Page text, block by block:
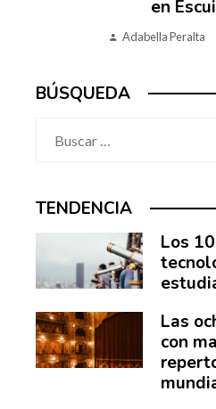
en
Adabella Peralta
BÚSQUEDA
TENDENCIA
Los
Las
con